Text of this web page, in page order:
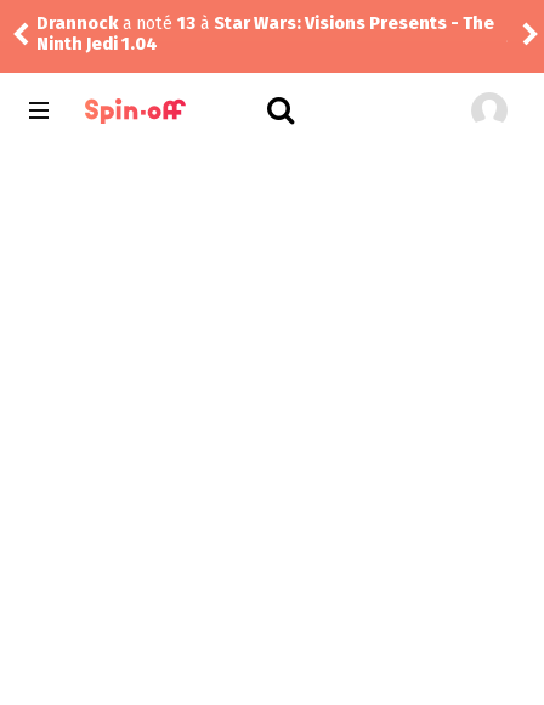
Drannocka noté 13 à Star Wars: Visions Presents - The
Ninth Jedi 1.04